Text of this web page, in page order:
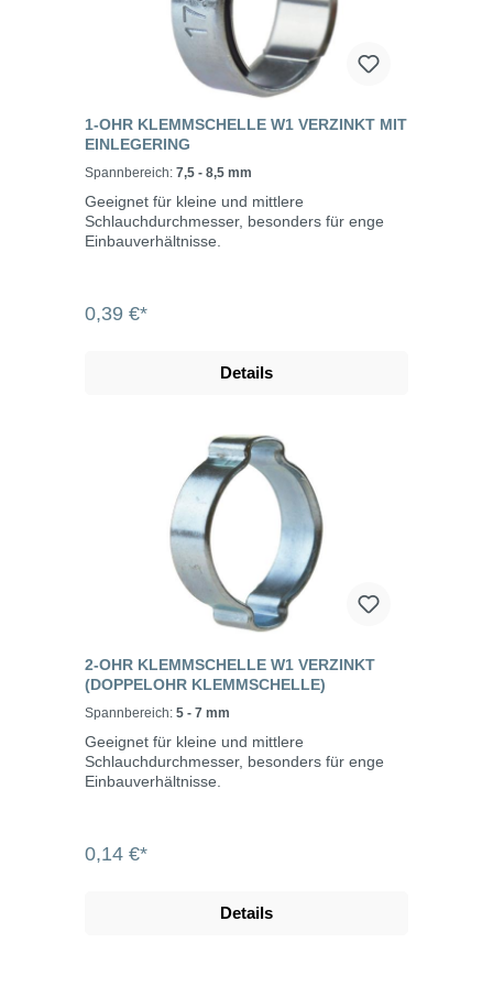
1-OHR KLEMMSCHELLE W1 VERZINKT MIT
EINLEGERING
Spannbereich: 7,5 - 8,5 mm
Geeignet für kleine und mittlere
Schlauchdurchmesser, besonders für enge
Einbauverhältnisse.
0,39 €*
Details
2-OHR KLEMMSCHELLE W1 VERZINKT
(DOPPELOHR KLEMMSCHELLE)
Spannbereich: 5 - 7 mm
Geeignet für kleine und mittlere
Schlauchdurchmesser, besonders für enge
Einbauverhältnisse.
0,14 €*
Details